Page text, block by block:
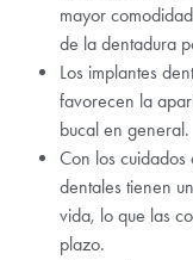
mayor
de la dentadura
Los implantes
favorecen la
bucal en general.
Con los cuidados
dentales tienen
vida, lo que las
plazo.